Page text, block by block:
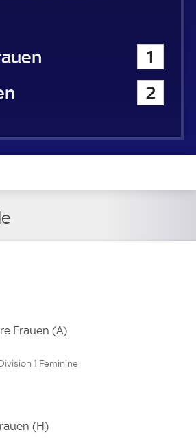
1
Germain Frauen
2
Frauen (A)
1 Feminine
(H)